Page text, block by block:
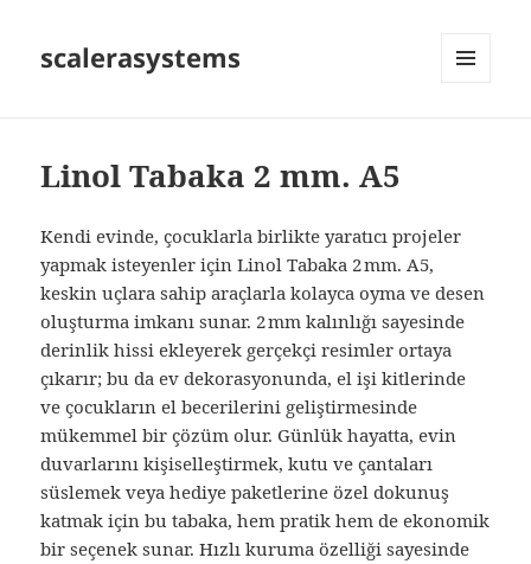
scalerasystems
Linol Tabaka 2 mm. A5
Kendi evinde, çocuklarla birlikte yaratıcı projeler
yapmak isteyenler için Linol Tabaka 2 mm. A5,
keskin uçlara sahip araçlarla kolayca oyma ve desen
oluşturma imkanı sunar. 2 mm kalınlığı sayesinde
derinlik hissi ekleyerek gerçekçi resimler ortaya
çıkarır; bu da ev dekorasyonunda, el işi kitlerinde
ve çocukların el becerilerini geliştirmesinde
mükemmel bir çözüm olur. Günlük hayatta, evin
duvarlarını kişiselleştirmek, kutu ve çantaları
süslemek veya hediye paketlerine özel dokunuş
katmak için bu tabaka, hem pratik hem de ekonomik
bir seçenek sunar. Hızlı kuruma özelliği sayesinde